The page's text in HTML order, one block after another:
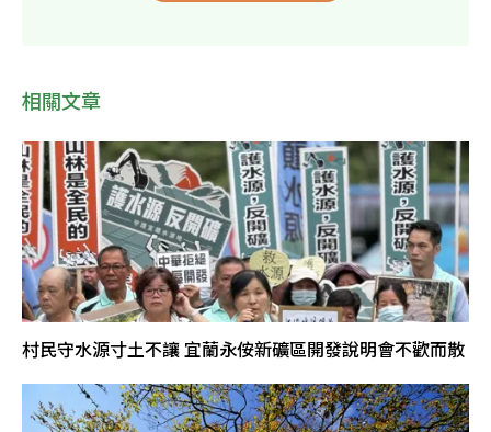
相關文章
村民守水源寸土不讓 宜蘭永侒新礦區開發說明會不歡而散